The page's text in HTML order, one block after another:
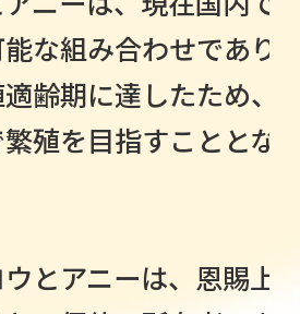
な組み合わせであり
齢期に達したため、
殖を目指すこととな
とアニーは、恩賜上